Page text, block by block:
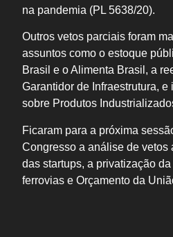
na pandemia (PL 5638/20).
Outros vetos parciais foram
assuntos como o estoque
Brasil e o Alimenta Brasil, a
Garantidor de Infraestrutura, e
sobre Produtos
Ficaram para a próxima
Congresso a análise de vetos
das startups, a privatização
ferrovias e Orçamento da